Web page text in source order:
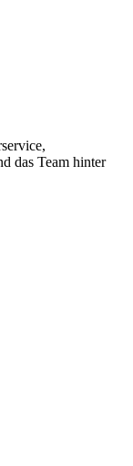
das Team hinter